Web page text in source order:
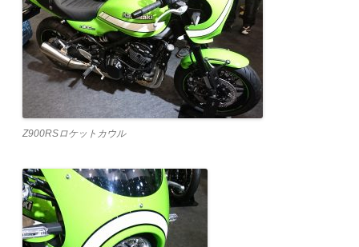
Z900RSロケットカウル